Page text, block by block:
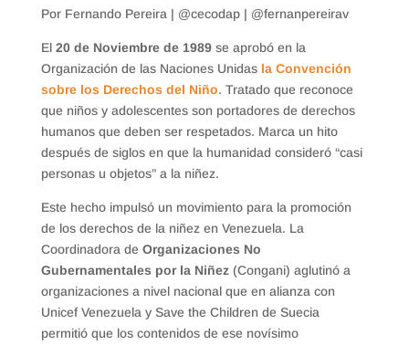
Por Fernando Pereira | @cecodap | @fernanpereirav
El 20 de Noviembre de 1989se aprobó en la
Organización de las Naciones Unidas la Convención
sobre los Derechos del Niño. Tratado que reconoce
que niños y adolescentes son portadores de derechos
humanos que deben ser respetados. Marca un hito
después de siglos en que la humanidad consideró “casi
personas u objetos” a la niñez.
Este hecho impulsó un movimiento para la promoción
de los derechos de la niñez en Venezuela. La
Coordinadora de Organizaciones No
Gubernamentales por la Niñez(Congani) aglutinó a
organizaciones a nivel nacional que en alianza con
Unicef Venezuela y Save the Children de Suecia
permitió que los contenidos de ese novísimo